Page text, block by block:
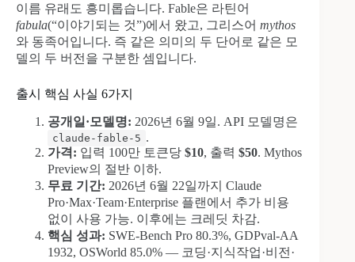
이름 유래도 흥미롭습니다. Fable은 라틴어
fabula(“이야기되는 것”)에서 왔고, 그리스어 mythos
와 동족어입니다. 즉 같은 의미의 두 단어로 같은 모
델의 두 버전을 구분한 셈입니다.
출시 핵심 사실 6가지
공개일·모델명: 2026년 6월 9일. API 모델명은
claude-fable-5 .
가격: 입력 100만 토큰당 $10, 출력 $50. Mythos
Preview의 절반 이하.
무료 기간: 2026년 6월 22일까지 Claude
Pro·Max·Team·Enterprise 플랜에서 추가 비용
없이 사용 가능. 이후에는 크레딧 차감.
핵심 성과: SWE-Bench Pro 80.3%, GDPval-AA
1932, OSWorld 85.0% — 코딩·지식작업·비전·